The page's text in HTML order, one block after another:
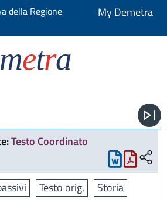
della Regione
My Demetra
etra
Testo Coordinato
Testo orig.
Storia